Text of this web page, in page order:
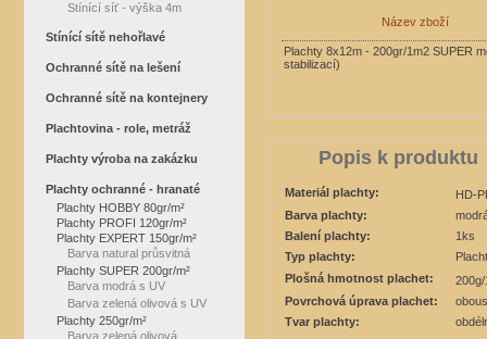
Název zboží
Plachty 8x12m - 200gr/1m2 SUPER
stabilizací)
Popis k produktu
Materiál plachty:
HD-
Barva plachty:
Balení plachty:
1ks
Typ plachty:
Plošná hmotnost plachet:
200g/
Povrchová úprava plachet:
Tvar plachty:
Stínící síť - výška 4m
Stínící sítě nehořlavé
Ochranné sítě na lešení
Ochranné sítě na kontejnery
Plachtovina - role, metráž
Plachty výroba na zakázku
Plachty ochranné - hranaté
Plachty HOBBY 80gr/m²
Plachty PROFI 120gr/m²
Plachty EXPERT 150gr/m²
Barva natural průsvitná
Plachty SUPER 200gr/m²
Barva modrá s UV
Barva zelená olivová s UV
Plachty 250gr/m²
Barva zelená olivová